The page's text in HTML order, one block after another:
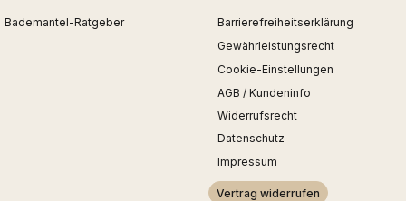
Bademantel-Ratgeber
Barrierefreiheitserklärung
Gewährleistungsrecht
Cookie-Einstellungen
AGB / Kundeninfo
Widerrufsrecht
Datenschutz
Impressum
Vertrag widerrufen